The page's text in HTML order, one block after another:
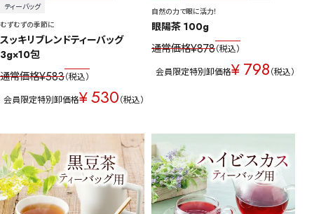
ティーバッグ
むずむずの季節に
スッキリブレンドティーバッグ
3g×10包
通常価格¥583 税込
会員限定特別卸価格¥530 税込
自然の力で眼に活力！
眼陽茶 100g
通常価格¥878 税込
会員限定特別卸価格¥798 税込